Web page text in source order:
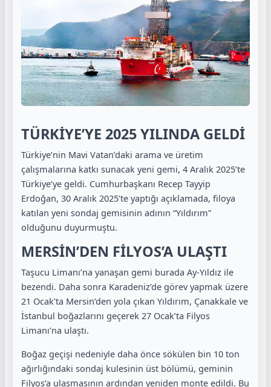
TÜRKİYE’YE 2025 YILINDA GELDİ
Türkiye’nin Mavi Vatan’daki arama ve üretim
çalışmalarına katkı sunacak yeni gemi, 4 Aralık 2025’te
Türkiye’ye geldi. Cumhurbaşkanı Recep Tayyip
Erdoğan, 30 Aralık 2025’te yaptığı açıklamada, filoya
katılan yeni sondaj gemisinin adının “Yıldırım”
olduğunu duyurmuştu.
MERSİN’DEN FİLYOS’A ULAŞTI
Taşucu Limanı’na yanaşan gemi burada Ay-Yıldız ile
bezendi. Daha sonra Karadeniz’de görev yapmak üzere
21 Ocak’ta Mersin’den yola çıkan Yıldırım, Çanakkale ve
İstanbul boğazlarını geçerek 27 Ocak’ta Filyos
Limanı’na ulaştı.
Boğaz geçişi nedeniyle daha önce sökülen bin 10 ton
ağırlığındaki sondaj kulesinin üst bölümü, geminin
Filyos’a ulaşmasının ardından yeniden monte edildi. Bu